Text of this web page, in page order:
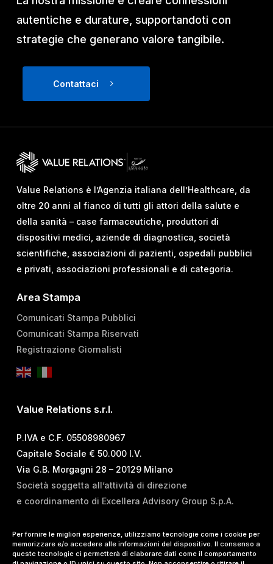
Per fornire le migliori esperienze, utilizziamo tecnologie come i cookie per
memorizzare e/o accedere alle informazioni del dispositivo. Il consenso a
queste tecnologie ci permetterà di elaborare dati come il comportamento
autentiche e durature, supportandoti con
strategie che generano valore tangibile.
Contattaci
Value Relations è l’Agenzia italiana dell’Healthcare, da
oltre 20 anni al fianco di tutti gli attori della salute e
della sanità – case farmaceutiche, produttori di
dispositivi medici, aziende di diagnostica, società
scientifiche, associazioni di pazienti, ospedali pubblici
e privati, associazioni professionali e di categoria.
Area Stampa
Comunicati Stampa Pubblici
Comunicati Stampa Riservati
Registrazione Giornalisti
Value Relations s.r.l.
P.IVA e C.F. 05508980967
Capitale Sociale € 50.000 I.V.
Via G.B. Morgagni 28 – 20129 Milano
Società soggetta all’attività di direzione
e coordinamento di Excellera Advisory Group S.p.A.
T. +39 02 84 99 02 01
E.info@vrelations.it